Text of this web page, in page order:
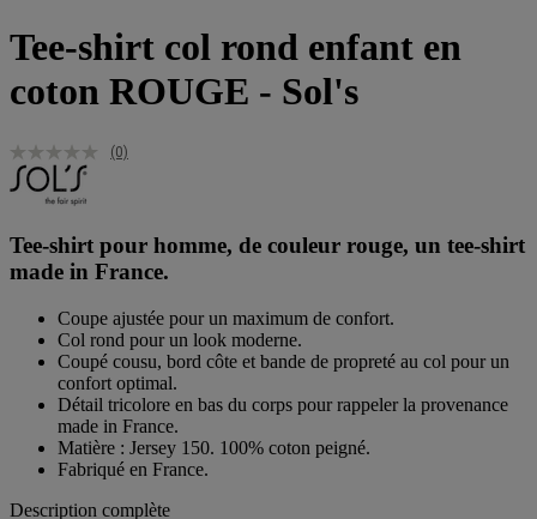
Tee-shirt col rond enfant en
coton ROUGE - Sol's
(0)
Tee-shirt pour homme, de couleur rouge, un tee-shirt
made in France.
Coupe ajustée pour un maximum de confort.
Col rond pour un look moderne.
Coupé cousu, bord côte et bande de propreté au col pour un
confort optimal.
Détail tricolore en bas du corps pour rappeler la provenance
made in France.
Matière : Jersey 150. 100% coton peigné.
Fabriqué en France.
Description complète